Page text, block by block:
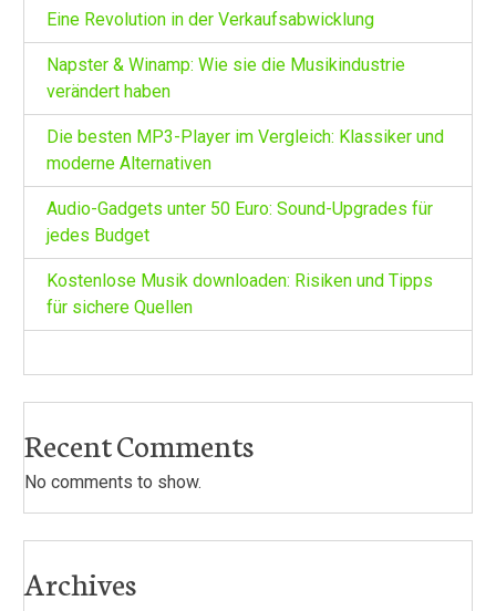
Eine Revolution in der Verkaufsabwicklung
Napster & Winamp: Wie sie die Musikindustrie
verändert haben
Die besten MP3-Player im Vergleich: Klassiker und
moderne Alternativen
Audio-Gadgets unter 50 Euro: Sound-Upgrades für
jedes Budget
Kostenlose Musik downloaden: Risiken und Tipps
für sichere Quellen
Recent Comments
No comments to show.
Archives